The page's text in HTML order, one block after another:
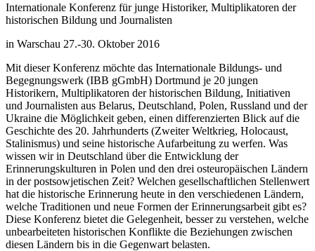
Internationale Konferenz für junge Historiker, Multiplikatoren der
historischen Bildung und Journalisten
in Warschau 27.-30. Oktober 2016
Mit dieser Konferenz möchte das Internationale Bildungs- und
Begegnungswerk (IBB gGmbH) Dortmund je 20 jungen
Historikern, Multiplikatoren der historischen Bildung, Initiativen
und Journalisten aus Belarus, Deutschland, Polen, Russland und der
Ukraine die Möglichkeit geben, einen differenzierten Blick auf die
Geschichte des 20. Jahrhunderts (Zweiter Weltkrieg, Holocaust,
Stalinismus) und seine historische Aufarbeitung zu werfen. Was
wissen wir in Deutschland über die Entwicklung der
Erinnerungskulturen in Polen und den drei osteuropäischen Ländern
in der postsowjetischen Zeit? Welchen gesellschaftlichen Stellenwert
hat die historische Erinnerung heute in den verschiedenen Ländern,
welche Traditionen und neue Formen der Erinnerungsarbeit gibt es?
Diese Konferenz bietet die Gelegenheit, besser zu verstehen, welche
unbearbeiteten historischen Konflikte die Beziehungen zwischen
diesen Ländern bis in die Gegenwart belasten.